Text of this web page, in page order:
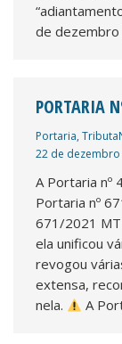
de
PORTARIA
Portaria,
22 de
A Portaria nº
Portaria nº
671/2021
ela unificou
revogou
extensa,
nela.
A